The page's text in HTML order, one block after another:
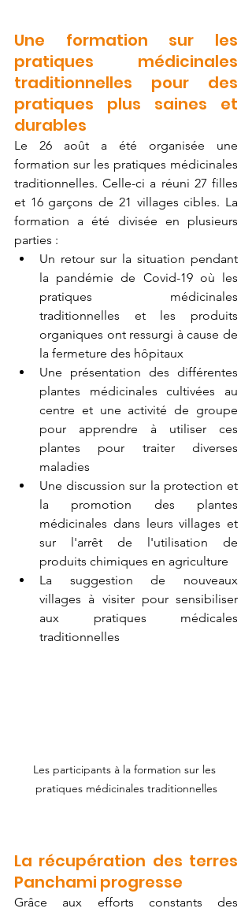
Une formation sur les
pratiques médicinales
traditionnelles pour des
pratiques plus saines et
durables
Le 26 août a été organisée une
formation sur les pratiques médicinales
traditionnelles. Celle-ci a réuni 27 filles
et 16 garçons de 21 villages cibles. La
formation a été divisée en plusieurs
parties :
Un retour sur la situation pendant
la pandémie de Covid-19 où les
pratiques médicinales
traditionnelles et les produits
organiques ont ressurgi à cause de
la fermeture des hôpitaux
Une présentation des différentes
plantes médicinales cultivées au
centre et une activité de groupe
pour apprendre à utiliser ces
plantes pour traiter diverses
maladies
Une discussion sur la protection et
la promotion des plantes
médicinales dans leurs villages et
sur l'arrêt de l'utilisation de
produits chimiques en agriculture
La suggestion de nouveaux
villages à visiter pour sensibiliser
aux pratiques médicales
traditionnelles
Les participants à la formation sur les
pratiques médicinales traditionnelles
La récupération des terres
Panchami progresse
Grâce aux efforts constants des